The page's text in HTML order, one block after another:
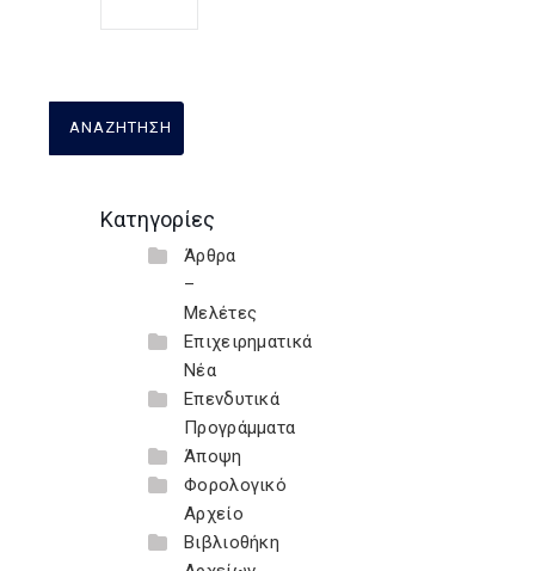
Κατηγορίες
Άρθρα
–
Μελέτες
Επιχειρηματικά
Νέα
Επενδυτικά
Προγράμματα
Άποψη
Φορολογικό
Αρχείο
Βιβλιοθήκη